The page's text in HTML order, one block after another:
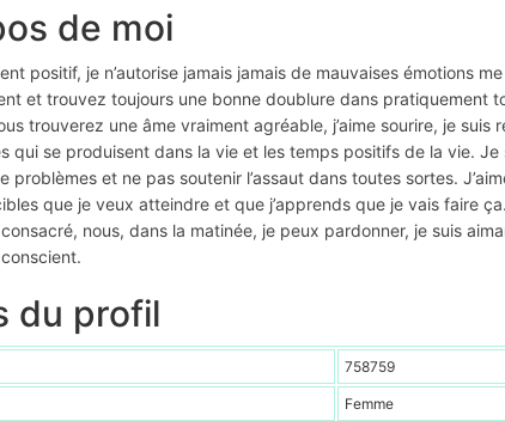
de moi
positif, je n’autorise jamais jamais de mauvaises émotions
et trouvez toujours une bonne doublure dans pratiquement
trouverez une âme vraiment agréable, j’aime sourire, je suis
qui se produisent dans la vie et les temps positifs de la vie.
problèmes et ne pas soutenir l’assaut dans toutes sortes.
que je veux atteindre et que j’apprends que je vais faire
nous, dans la matinée, je peux pardonner, je suis
du profil
758759
Femme